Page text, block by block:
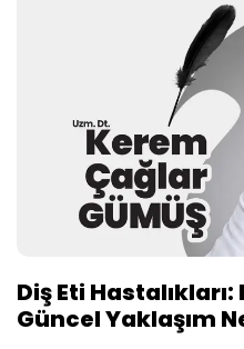
Diş Eti
Güncel Yaklaşım